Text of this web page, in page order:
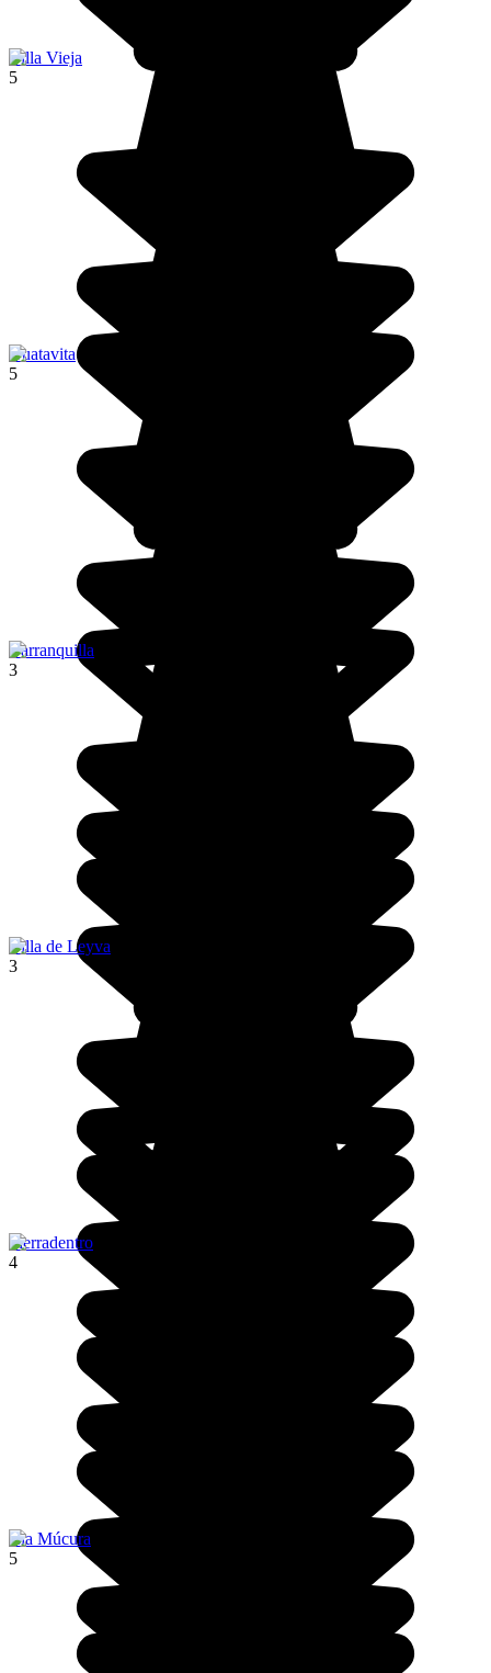
Villa Vieja
5
Guatavita
5
Barranquilla
3
Villa de Leyva
3
Tierradentro
4
Isla Múcura
5